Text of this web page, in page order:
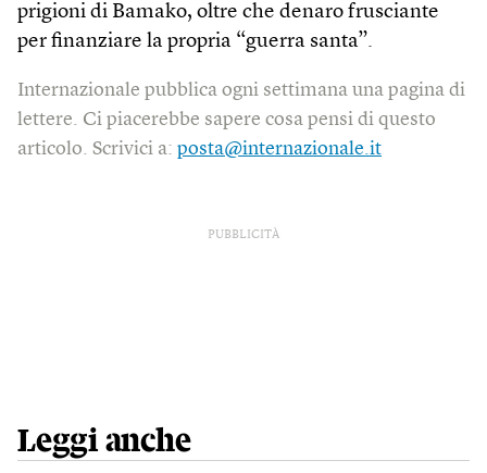
prigioni di Bamako, oltre che denaro frusciante
per finanziare la propria “guerra santa”.
Internazionale pubblica ogni settimana una pagina di
lettere. Ci piacerebbe sapere cosa pensi di questo
articolo. Scrivici a: posta@internazionale.it
PUBBLICITÀ
Leggi anche